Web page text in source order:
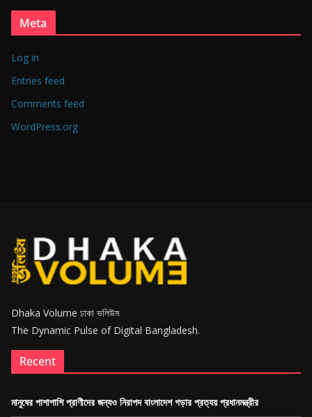
Meta
Log in
Entries feed
Comments feed
WordPress.org
Dhaka Volume ঢাকা ভলিউম
The Dynamic Pulse of Digital Bangladesh.
Recent
মানুষের পাশাপাশি প্রাণীদের জন্যও নিরাপদ বাংলাদেশ গড়ার প্রত্যয় প্রধানমন্ত্রীর